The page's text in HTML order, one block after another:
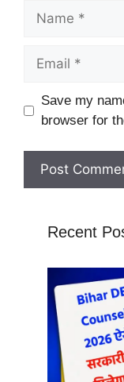
Name
Email
Website
Save my
browser for
Recent